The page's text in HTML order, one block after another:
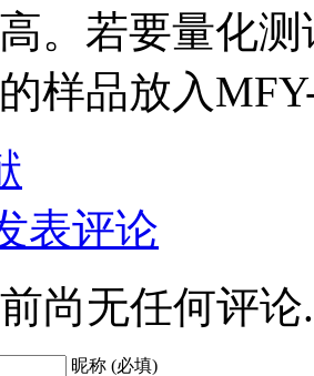
。若要量化
样品放入
表评论
尚无任何评论.
昵称 (必填)